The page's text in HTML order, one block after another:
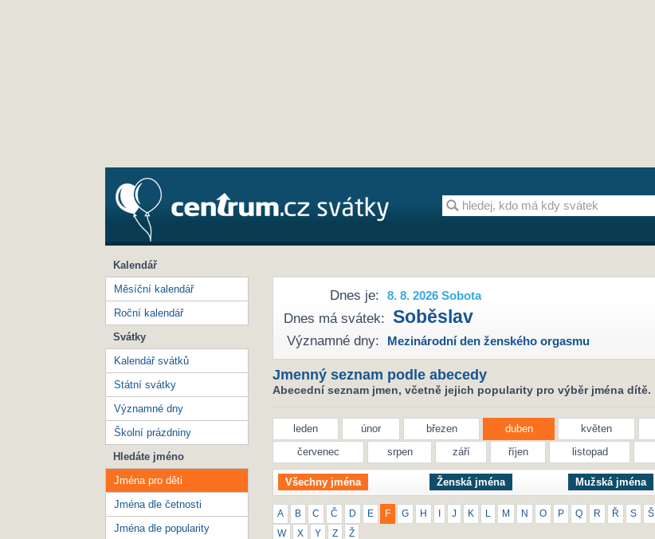
Dnes je: 8. 8. 2026 Sobota
Dnes má svátek: Soběslav
Významné dny: Mezinárodní den ženského orgasmu
Jmenný seznam podle abecedy
Abecední seznam jmen, včetně jejich popularity pro výběr jména dítě.
leden únor březen duben květen
červenec
srpen září říjen listopad
Všechny jména Ženská jména Mužská jména
A B C Č D E F G H J K M N O P Q R Ř S Š
W X Y Z Ž
Kalendář
Měsíční kalendář
Roční kalendář
Svátky
Kalendář svátků
Státní svátky
Významné dny
Školní prázdniny
Hledáte jméno
Jména pro děti
Jména dle četnosti
Jména dle popularity